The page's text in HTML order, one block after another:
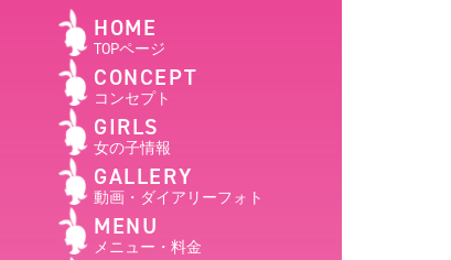
HOME
TOPページ
CONCEPT
コンセプト
GIRLS
女の子情報
GALLERY
動画・ダイアリーフォト
MENU
メニュー・料金